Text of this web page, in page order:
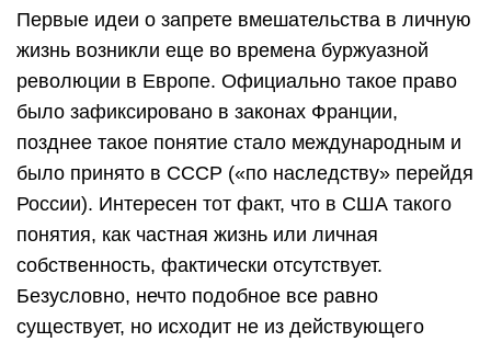
Первые идеи о запрете вмешательства в личную
жизнь возникли еще во времена буржуазной
революции в Европе. Официально такое право
было зафиксировано в законах Франции,
позднее такое понятие стало международным и
было принято в СССР («по наследству» перейдя
России). Интересен тот факт, что в США такого
понятия, как частная жизнь или личная
собственность, фактически отсутствует.
Безусловно, нечто подобное все равно
существует, но исходит не из действующего